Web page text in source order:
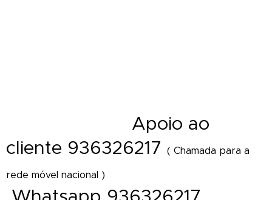
Apoio ao
cliente 936326217 ( Chamada para a
rede móvel nacional )